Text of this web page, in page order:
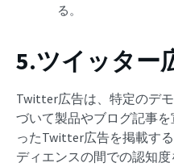
る。
5.ツイッター
Twitter広告は、特定のデ
づいて製品やブログ記事
ったTwitter広告を掲載す
ディエンスの間での認知